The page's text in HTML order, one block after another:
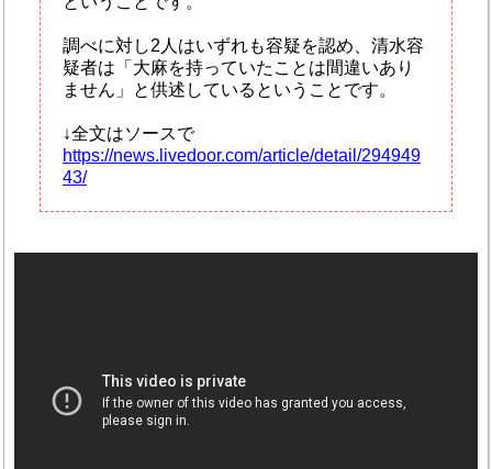
調べに対し2人はいずれも容疑を認め、清水容
疑者は「大麻を持っていたことは間違いあり
ません」と供述しているということです。
↓全文はソースで
https://news.livedoor.com/article/detail/294949
43/